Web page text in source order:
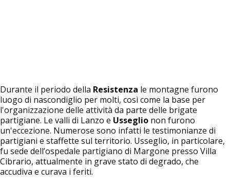
Durante il periodo della Resistenza le montagne furono
luogo di nascondiglio per molti, così come la base per
l'organizzazione delle attività da parte delle brigate
partigiane. Le valli di Lanzo e Usseglio non furono
un'eccezione. Numerose sono infatti le testimonianze di
partigiani e staffette sul territorio. Usseglio, in particolare,
fu sede dell’ospedale partigiano di Margone presso Villa
Cibrario, attualmente in grave stato di degrado, che
accudiva e curava i feriti.